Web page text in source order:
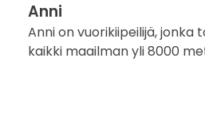
Anni
Anni on vuorikiipeilijä, jonka
kaikki maailman yli 8000